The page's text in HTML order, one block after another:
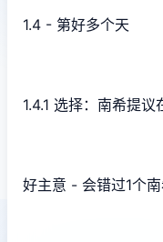
1.4 - 第好多个天
1.4.1 选择：南希提
好主意 - 会错过1个